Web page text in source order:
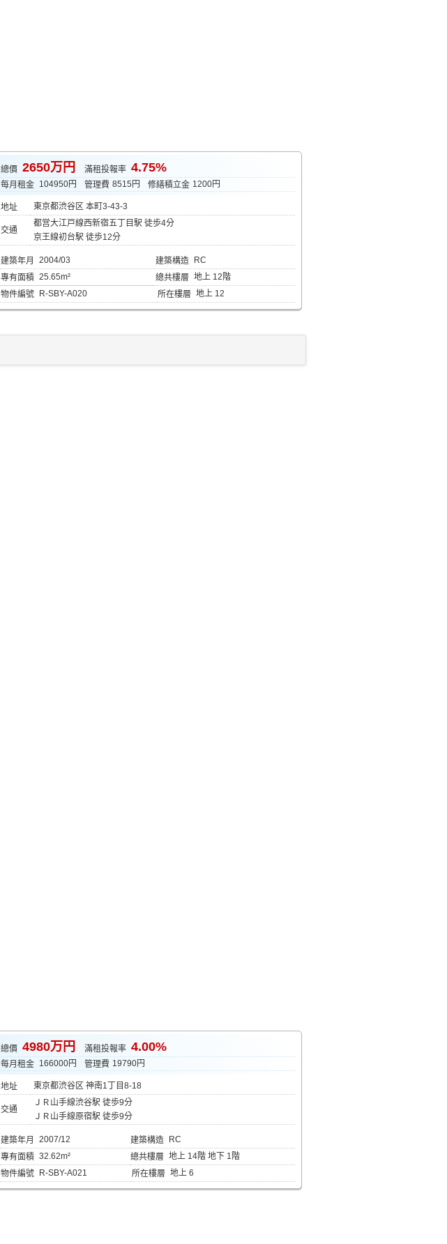
總價 2650万円 滿租投報率 4.75%
每月租金 104950円 管理費 8515円 修繕積立金 1200円
地址 東京都渋谷区 本町3-43-3
交通
都営大江戸線西新宿五丁目駅 徒歩4分
京王線初台駅 徒歩12分
建築年月 2004/03 建築構造
RC
專有面積 25.65m² 總共樓層 地上 12階
物件編號
R-SBY-A020 所在樓層 地上 12
總價 4980万円 滿租投報率 4.00%
每月租金 166000円 管理費 19790円
地址 東京都渋谷区 神南1丁目8-18
交通
ＪＲ山手線渋谷駅 徒歩9分
ＪＲ山手線原宿駅 徒歩9分
建築年月 2007/12 建築構造
RC
專有面積 32.62m² 總共樓層 地上 14階 地下 1階
物件編號
R-SBY-A021 所在樓層 地上 6